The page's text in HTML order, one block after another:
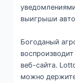
выигрыши
Богоданый
веб-сайта.
можно